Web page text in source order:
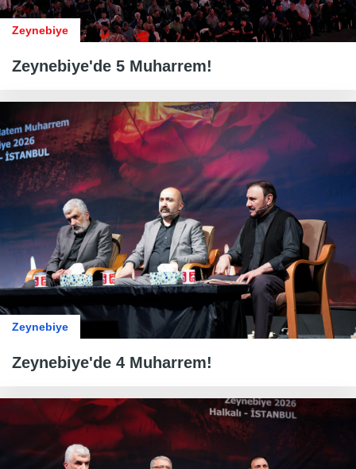
Zeynebiye
Zeynebiye'de 5 Muharrem!
Zeynebiye
Zeynebiye'de 4 Muharrem!